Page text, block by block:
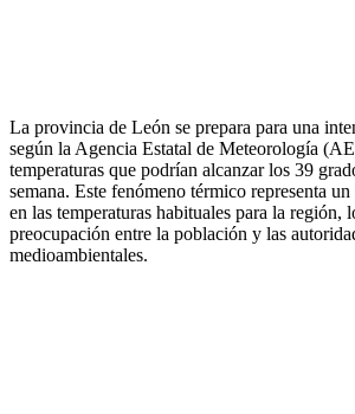
La provincia de León se prepara para una
según la Agencia Estatal de Meteorología
temperaturas que podrían alcanzar los 39
semana. Este fenómeno térmico representa
en las temperaturas habituales para la región,
preocupación entre la población y las
medioambientales.